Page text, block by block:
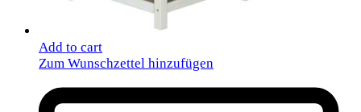
Add to cart
Zum Wunschzettel hinzufügen